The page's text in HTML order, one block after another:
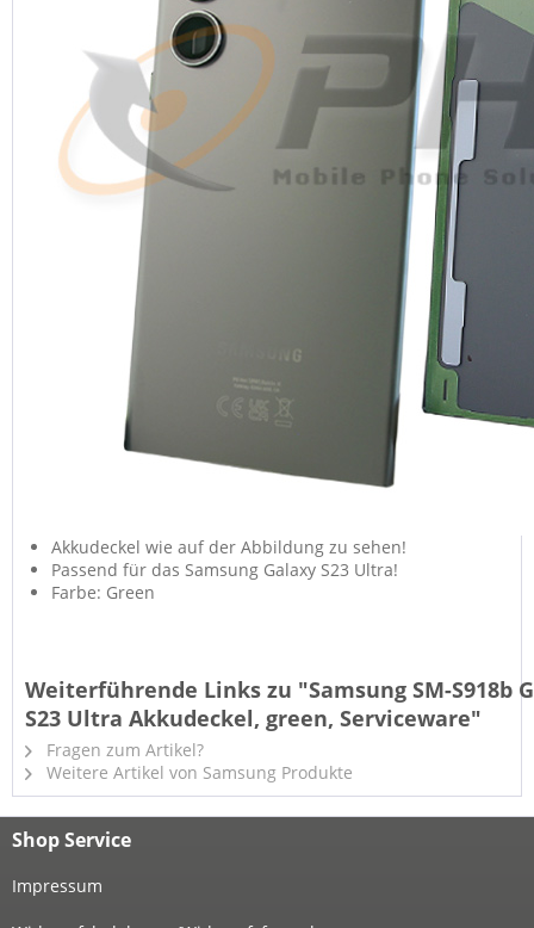
Akkudeckel wie auf der Abbildung zu sehen!
Passend für das Samsung Galaxy S23 Ultra!
Farbe: Green
Weiterführende Links zu "Samsung SM-S918b
S23 Ultra Akkudeckel, green, Serviceware"
Fragen zum Artikel?
Weitere Artikel von Samsung Produkte
Shop Service
Impressum